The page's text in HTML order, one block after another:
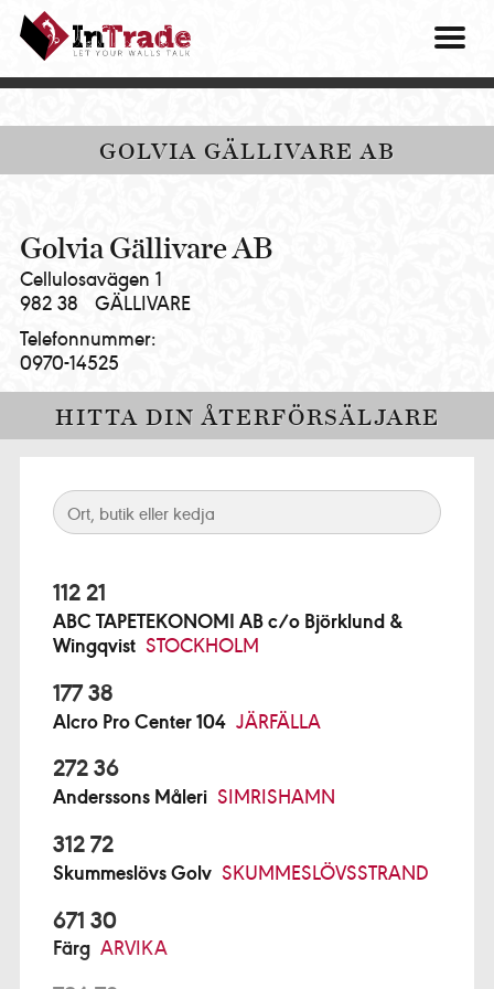
Intrade
ITG
AB
|
your
talk
GOLVIA GÄLLIVARE AB
Golvia Gällivare AB
Cellulosavägen 1
982 38
GÄLLIVARE
Telefonnummer:
0970-14525
HITTA DIN ÅTERFÖRSÄLJARE
112 21
ABC TAPETEKONOMI AB c/o Björklund &
Wingqvist STOCKHOLM
177 38
Alcro Pro Center 104 JÄRFÄLLA
272 36
Anderssons Måleri SIMRISHAMN
312 72
Skummeslövs Golv SKUMMESLÖVSSTRAND
671 30
Färg ARVIKA
OM
VÅRA
HITTA